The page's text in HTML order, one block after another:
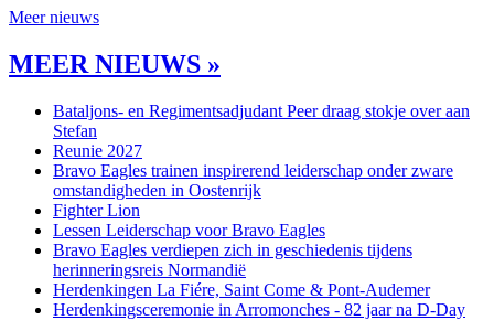
Meer nieuws
MEER NIEUWS »
Bataljons- en Regimentsadjudant Peer draag stokje over aan
Stefan
Reunie 2027
Bravo Eagles trainen inspirerend leiderschap onder zware
omstandigheden in Oostenrijk
Fighter Lion
Lessen Leiderschap voor Bravo Eagles
Bravo Eagles verdiepen zich in geschiedenis tijdens
herinneringsreis Normandië
Herdenkingen La Fiére, Saint Come & Pont-Audemer
Herdenkingsceremonie in Arromonches - 82 jaar na D-Day